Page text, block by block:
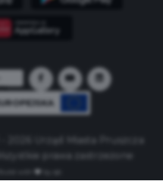
2026 Urząd Miasta Pruszcza
prawa zastrzeżone